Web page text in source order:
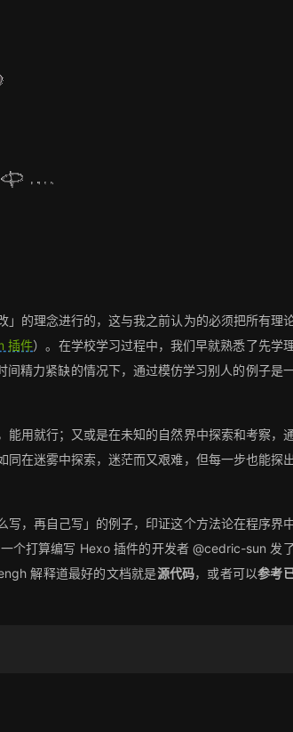
的理念进行的，这与我之前认为的必须把所有理
插件）。在学校学习过程中，我们早就熟悉了先学
精力紧缺的情况下，通过模仿学习别人的例子是
用就行；又或是在未知的自然界中探索和考察，
在迷雾中探索，迷茫而又艰难，但每一步也能探
，再自己写」的例子，印证这个方法论在程序界
个打算编写 Hexo 插件的开发者 @cedric-sun 发
解释道最好的文档就是源代码，或者可以参考